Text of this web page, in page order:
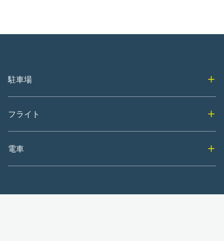
駐車場
フライト
電車